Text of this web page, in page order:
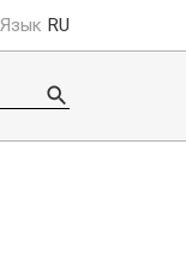
Язык RU